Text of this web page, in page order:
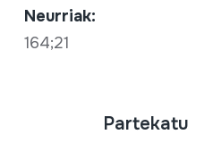
Neurriak:
164;21
Partekatu